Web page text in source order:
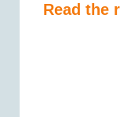
Read the